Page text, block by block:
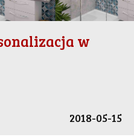
w
2018-05-15